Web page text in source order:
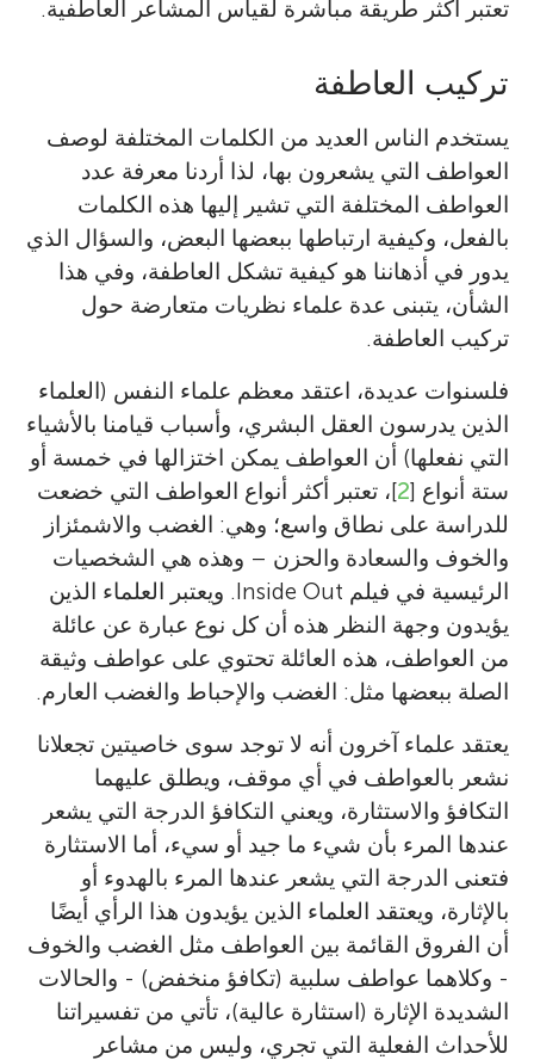
تعتبر أكثر طريقة مباشرة لقياس المشاعر العاطفية.
تركيب العاطفة
يستخدم الناس العديد من الكلمات المختلفة لوصف
العواطف التي يشعرون بها، لذا أردنا معرفة عدد
العواطف المختلفة التي تشير إليها هذه الكلمات
بالفعل، وكيفية ارتباطها ببعضها البعض، والسؤال الذي
يدور في أذهاننا هو كيفية تشكل العاطفة، وفي هذا
الشأن، يتبنى عدة علماء نظريات متعارضة حول
تركيب العاطفة.
فلسنوات عديدة، اعتقد معظم علماء النفس (العلماء
الذين يدرسون العقل البشري، وأسباب قيامنا بالأشياء
التي نفعلها) أن العواطف يمكن اختزالها في خمسة أو
ستة أنواع [2]، تعتبر أكثر أنواع العواطف التي خضعت
للدراسة على نطاق واسع؛ وهي: الغضب والاشمئزاز
والخوف والسعادة والحزن – وهذه هي الشخصيات
الرئيسية في فيلم Inside Out. ويعتبر العلماء الذين
يؤيدون وجهة النظر هذه أن كل نوع عبارة عن عائلة
من العواطف، هذه العائلة تحتوي على عواطف وثيقة
الصلة ببعضها مثل: الغضب والإحباط والغضب العارم.
يعتقد علماء آخرون أنه لا توجد سوى خاصيتين تجعلانا
نشعر بالعواطف في أي موقف، ويطلق عليهما
التكافؤ والاستثارة، ويعني التكافؤ الدرجة التي يشعر
عندها المرء بأن شيء ما جيد أو سيء، أما الاستثارة
فتعنى الدرجة التي يشعر عندها المرء بالهدوء أو
بالإثارة، ويعتقد العلماء الذين يؤيدون هذا الرأي أيضًا
أن الفروق القائمة بين العواطف مثل الغضب والخوف
- وكلاهما عواطف سلبية (تكافؤ منخفض) - والحالات
الشديدة الإثارة (استثارة عالية)، تأتي من تفسيراتنا
للأحداث الفعلية التي تجري، وليس من مشاعر